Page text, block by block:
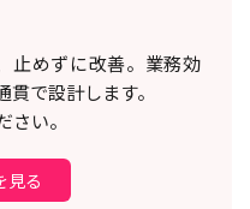
めずに改善。 業務効
で設計します。
い。
見る